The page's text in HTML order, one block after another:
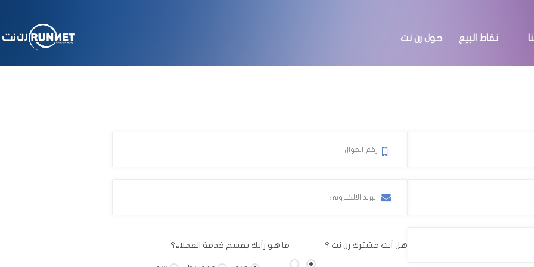
نقاط البيع حول رن نت
هل أنت مشترك رن نت ؟ ما هو رأيك بقسم خدمة العملاء؟